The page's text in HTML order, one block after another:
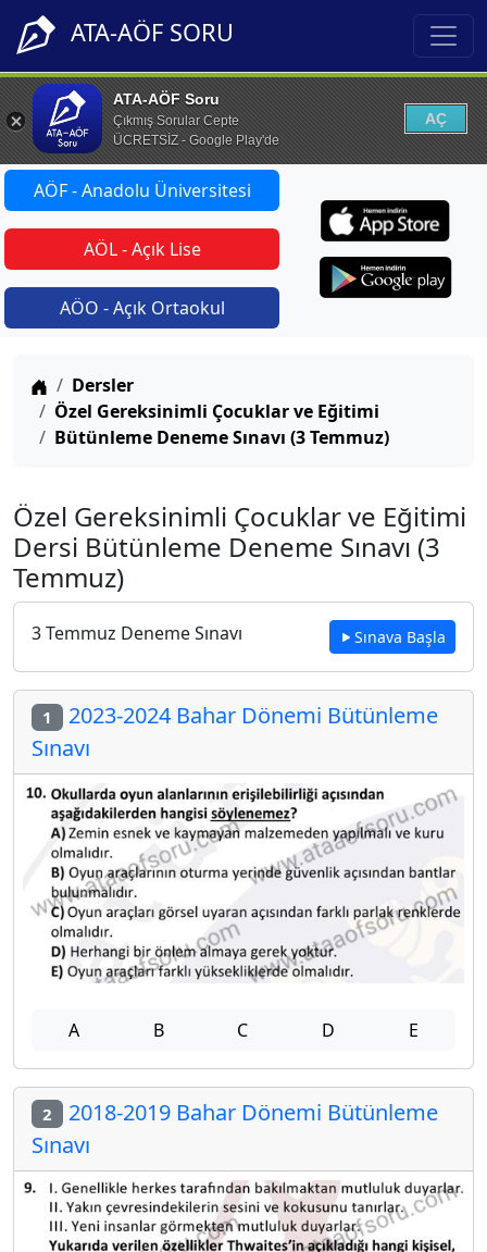
ATA-AÖF SORU
ATA-AÖF Soru
Çıkmış Sorular Cepte
ÜCRETSİZ - Google Play'de
AÇ
AÖF - Anadolu Üniversitesi
AÖL - Açık Lise
AÖO - Açık Ortaokul
Anasayfa
Dersler
Özel Gereksinimli Çocuklar ve Eğitimi
Bütünleme Deneme Sınavı (3 Temmuz)
Özel Gereksinimli Çocuklar ve Eğitimi
Dersi Bütünleme Deneme Sınavı (3
Temmuz)
3 Temmuz Deneme Sınavı Sınava Başla
1 2023-2024 Bahar Dönemi Bütünleme
Sınavı
A B C D E
2 2018-2019 Bahar Dönemi Bütünleme
Sınavı